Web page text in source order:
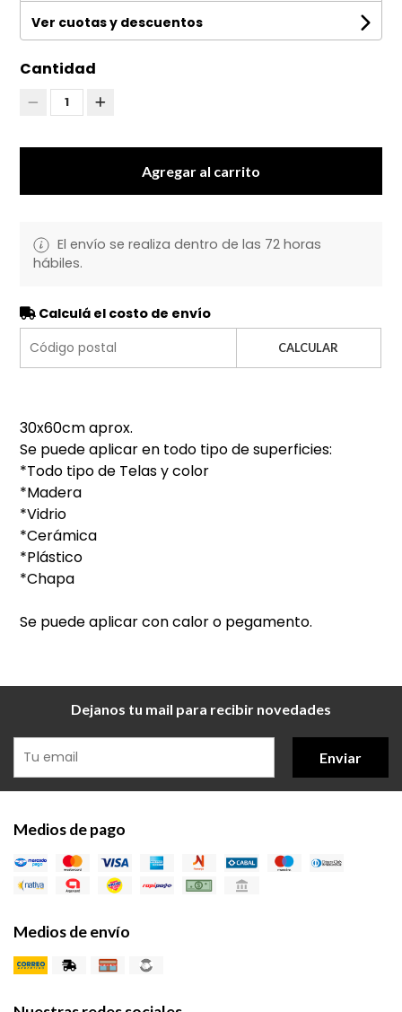
Ver cuotas y descuentos
Cantidad
1
Agregar al carrito
El envío se realiza dentro de las 72 horas
hábiles.
Calculá el costo de envío
CALCULAR
30x60cm aprox.
Se puede aplicar en todo tipo de superficies:
*Todo tipo de Telas y color
*Madera
*Vidrio
*Cerámica
*Plástico
*Chapa
Se puede aplicar con calor o pegamento.
Dejanos tu mail para recibir novedades
Enviar
Medios de pago
Medios de envío